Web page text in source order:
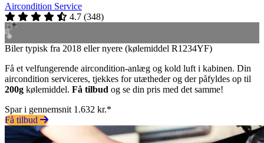
Aircondition Service
4.7 (348)
Biler typisk fra 2018 eller nyere (kølemiddel R1234YF)
Få et velfungerende aircondition-anlæg og kold luft i kabinen. Din
aircondition serviceres, tjekkes for utætheder og der påfyldes op til
200g kølemiddel. Få tilbud og se din pris med det samme!
Spar i gennemsnit 1.632 kr.*
Få tilbud